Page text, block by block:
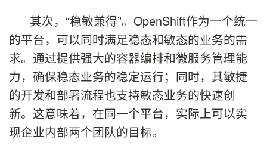
其次，“稳敏兼得”。OpenShift作为一个统一
的平台，可以同时满足稳态和敏态的业务的需
求。通过提供强大的容器编排和微服务管理能
力，确保稳态业务的稳定运行；同时，其敏捷
的开发和部署流程也支持敏态业务的快速创
新。这意味着，在同一个平台，实际上可以实
现企业内部两个团队的目标。